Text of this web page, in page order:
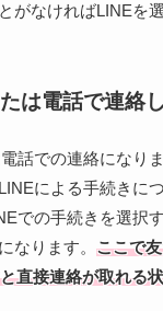
がなければLINEを
は電話で連絡
話での連絡になり
による手続きに
での手続きを選択
なります。 ここで
直接連絡が取れる